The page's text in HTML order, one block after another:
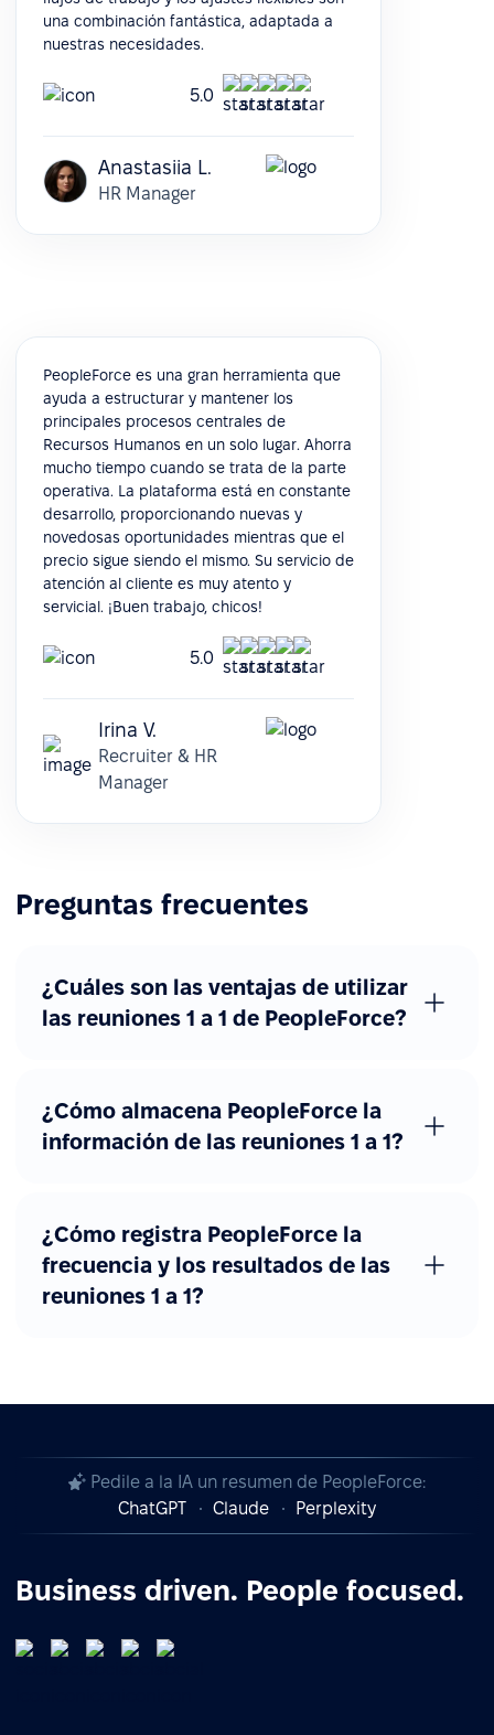
una combinación fantástica, adaptada a
nuestras necesidades.
5.0
Anastasiia L.
HR Manager
PeopleForce es una gran herramienta que
ayuda a estructurar y mantener los
principales procesos centrales de
Recursos Humanos en un solo lugar. Ahorra
mucho tiempo cuando se trata de la parte
operativa. La plataforma está en constante
desarrollo, proporcionando nuevas y
novedosas oportunidades mientras que el
precio sigue siendo el mismo. Su servicio de
atención al cliente es muy atento y
servicial. ¡Buen trabajo, chicos!
5.0
Irina V.
Recruiter & HR
Manager
Preguntas frecuentes
¿Cuáles son las ventajas de utilizar
las reuniones 1 a 1 de PeopleForce?
¿Cómo almacena PeopleForce la
información de las reuniones 1 a 1?
¿Cómo registra PeopleForce la
frecuencia y los resultados de las
reuniones 1 a 1?
Pedile a la IA un resumen de PeopleForce:
ChatGPT
Claude Perplexity
Business driven. People focused.